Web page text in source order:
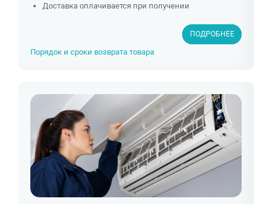
Доставка оплачивается при получении
ПОДРОБНЕЕ
Порядок и сроки возврата товара